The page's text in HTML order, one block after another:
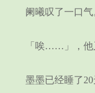
阑曦叹了一口气
「唉……」，他又
墨墨已经睡了20